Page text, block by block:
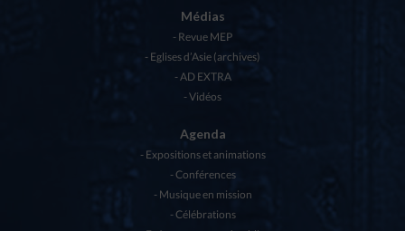
Médias
Revue MEP
Eglises d’Asie (archives)
AD EXTRA
Vidéos
Agenda
Expositions et animations
Conférences
Musique en mission
Célébrations